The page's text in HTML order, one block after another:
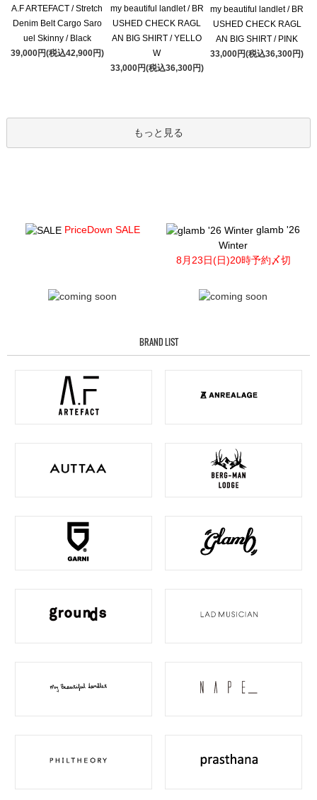
A.F ARTEFACT / Stretch
Denim Belt Cargo Saro
uel Skinny / Black
39,000円(税込42,900円)
my beautiful landlet / BR
USHED CHECK RAGL
AN BIG SHIRT / YELLO
W
33,000円(税込36,300円)
my beautiful landlet / BR
USHED CHECK RAGL
AN BIG SHIRT / PINK
33,000円(税込36,300円)
もっと見る
PriceDown SALE
glamb '26
Winter
8月23日(日)20時予約〆切
BRAND LIST